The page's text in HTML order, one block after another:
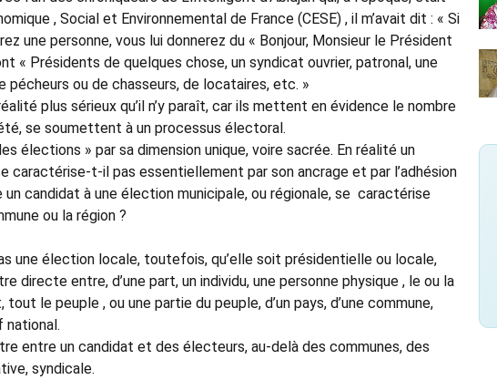
, Social et Environnemental de France (CESE) , il m’avait dit : « Si
une personne, vous lui donnerez du « Bonjour, Monsieur le Président
« Présidents de quelques chose, un syndicat ouvrier, patronal, une
pécheurs ou de chasseurs, de locataires, etc. »
plus sérieux qu’il n’y paraît, car ils mettent en évidence le nombre
se soumettent à un processus électoral.
élections » par sa dimension unique, voire sacrée. En réalité un
caractérise-t-il pas essentiellement par son ancrage et par l’adhésion
candidat à une élection municipale, ou régionale, se caractérise
ou la région ?
une élection locale, toutefois, qu’elle soit présidentielle ou locale,
directe entre, d’une part, un individu, une personne physique , le ou la
le peuple , ou une partie du peuple, d’un pays, d’une commune,
national.
entre un candidat et des électeurs, au-delà des communes, des
syndicale.